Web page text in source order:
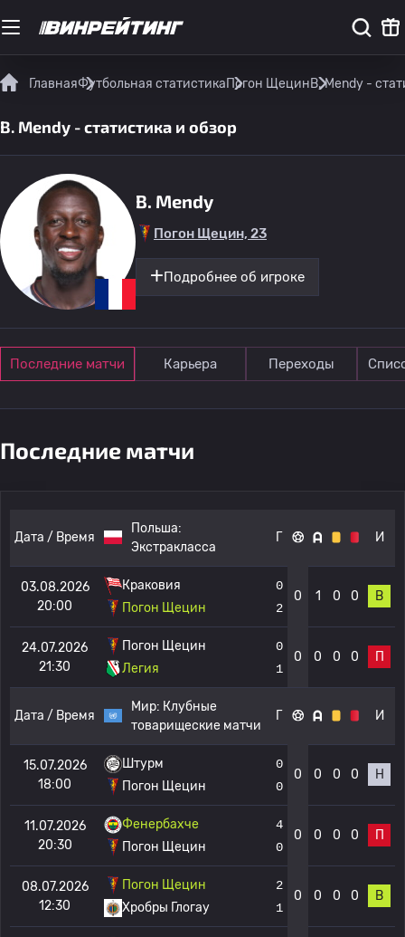
ГлавнаяФутбольная статистикаПогон ЩецинB. Mendy -
B. Mendy - статистика и обзор
B. Mendy
Погон Щецин, 23
Подробнее об игроке
Последние матчи Карьера Переходы
Последние матчи
Дата / Время
Польша:
Экстракласса
Г И
03.08.2026
20:00
Краковия
Погон Щецин
0
2
0 1 0 0 В
24.07.2026
21:30
Погон Щецин
Легия
0
1
0 0 0 0 П
Дата / Время
Мир: Клубные
товарищеские матчи
Г И
15.07.2026
18:00
Штурм
Погон Щецин
0
0
0 0 0 0 Н
11.07.2026
20:30
Фенербахче
Погон Щецин
4
0
0 0 0 0 П
08.07.2026
12:30
Погон Щецин
Хробры Глогау
2
1
0 0 0 0 В